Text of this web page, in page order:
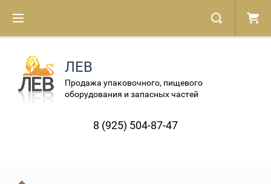
ЛЕВ
Продажа упаковочного, пищевого
оборудования и запасных частей
8 (925) 504-87-47